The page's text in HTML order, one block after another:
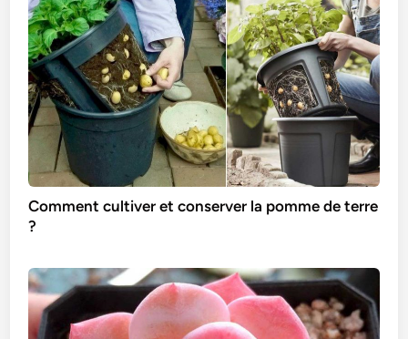
Comment cultiver et conserver la pomme de terre
?